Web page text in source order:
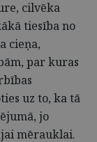
cilvēka
tiesība no
cieņa,
par kuras
uz to, ka tā
jo
mērauklai.